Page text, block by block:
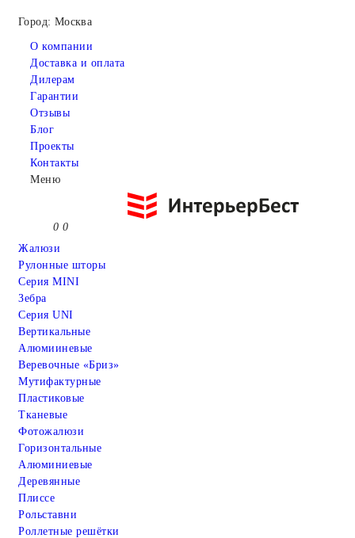
Город: Москва
О компании
Доставка и оплата
Дилерам
Гарантии
Отзывы
Блог
Проекты
Контакты
Меню
0 0
Жалюзи
Рулонные шторы
Серия MINI
Зебра
Серия UNI
Вертикальные
Алюмииневые
Веревочные «Бриз»
Мутифактурные
Пластиковые
Тканевые
Фотожалюзи
Горизонтальные
Алюминиевые
Деревянные
Плиссе
Рольставни
Роллетные решётки